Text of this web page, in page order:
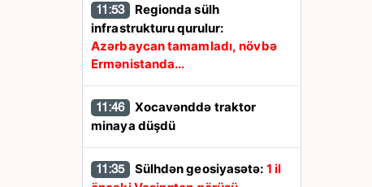
11:53
infrastrukturu qurulur:
Azərbaycan tamamladı, növbə
Ermənistanda...
11:46
minaya düşdü
11:35 Sülhdən geosiyasətə: 1 il